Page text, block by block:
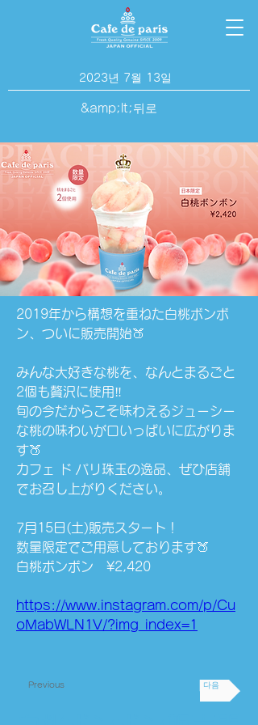
2023년 7월 13일
&amp;lt;뒤로
2019年から構想を重ねた白桃ボンボ
ン、ついに販売開始🍑
みんな大好きな桃を、なんとまるごと
2個も贅沢に使用‼️
旬の今だからこそ味わえるジューシー
な桃の味わいが口いっぱいに広がりま
す🍑
カフェ ド パリ珠玉の逸品、ぜひ店舗
でお召し上がりください。
7月15日(土)販売スタート！
数量限定でご用意しております🍑
白桃ボンボン　¥2,420
https://www.instagram.com/p/Cu
oMabWLN1V/?img_index=1
Previous 다음